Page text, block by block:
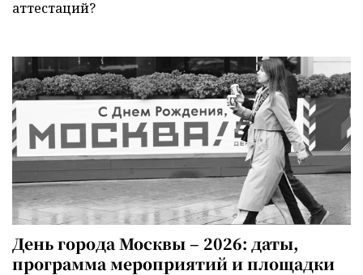
аттестаций?
День города Москвы – 2026: даты,
программа мероприятий и площадки